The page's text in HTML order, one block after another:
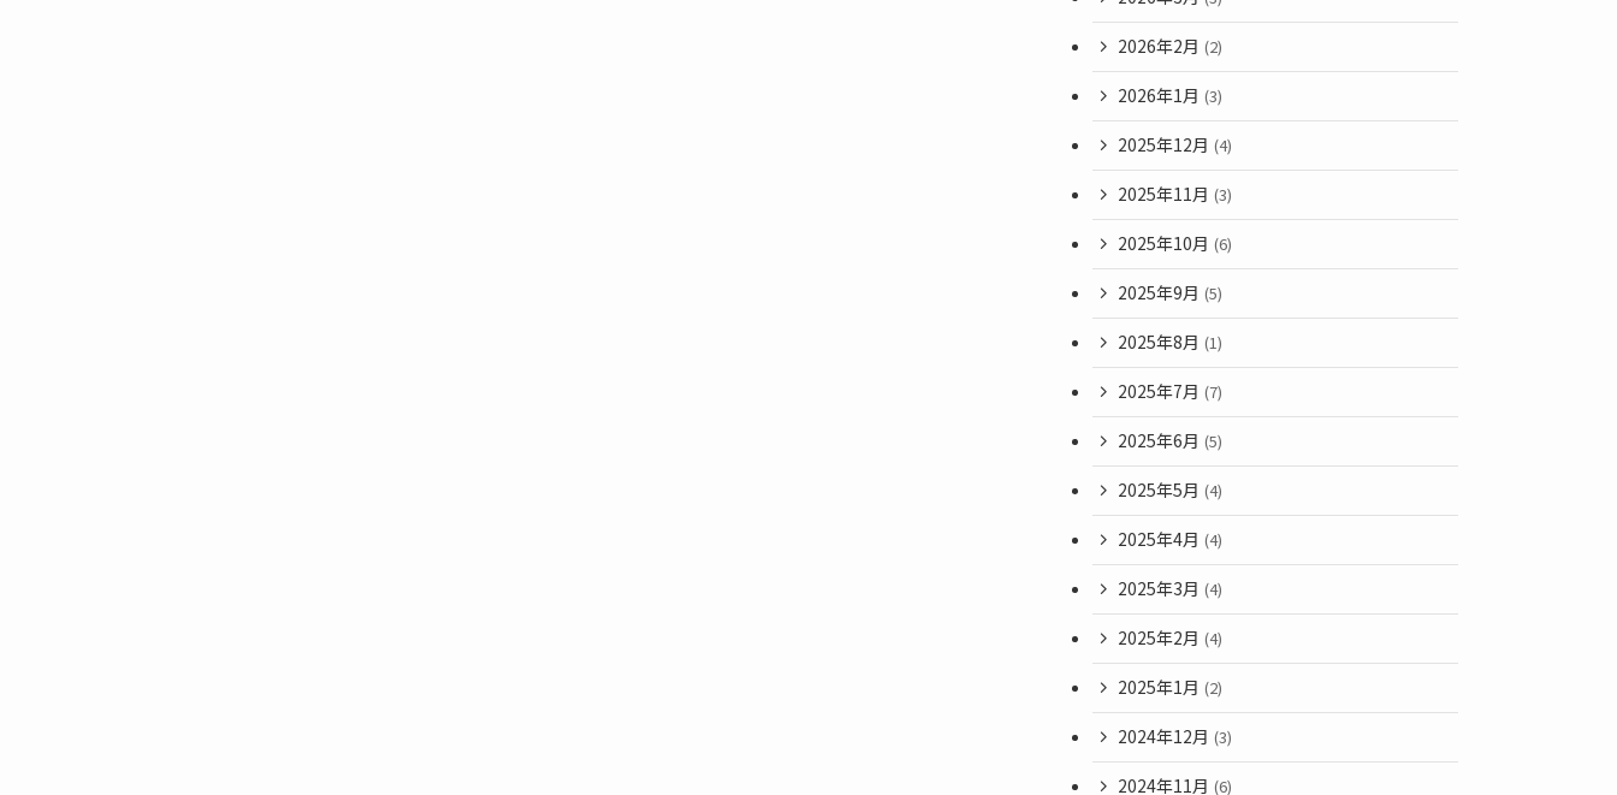
2026年2月 (2)
2026年1月 (3)
2025年12月 (4)
2025年11月 (3)
2025年10月 (6)
2025年9月 (5)
2025年8月 (1)
2025年7月 (7)
2025年6月 (5)
2025年5月 (4)
2025年4月 (4)
2025年3月 (4)
2025年2月 (4)
2025年1月 (2)
2024年12月 (3)
2024年11月 (6)